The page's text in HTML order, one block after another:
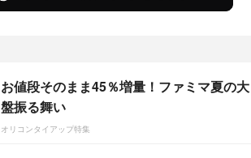
お値段そのまま45％増量！ファミマ夏の大
盤振る舞い
オリコンタイアップ特集